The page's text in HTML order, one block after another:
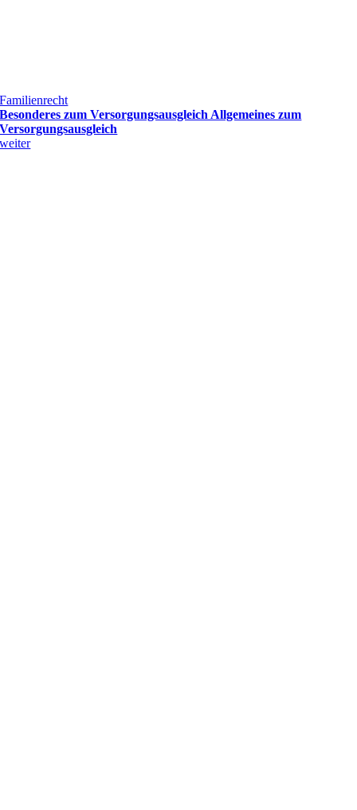
Familienrecht
Besonderes zum Versorgungsausgleich Allgemeines zum
Versorgungsausgleich
weiter